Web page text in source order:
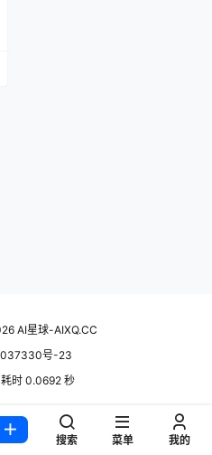
AI星球-AIXQ.CC
号-23
时 0.0692 秒
搜索 菜单 我的